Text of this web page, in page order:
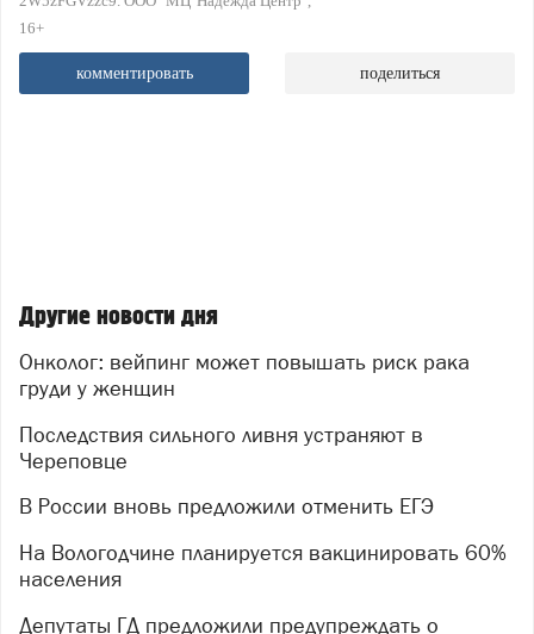
16+
комментировать поделиться
Другие новости дня
Онколог: вейпинг может повышать риск рака
груди у женщин
Последствия сильного ливня устраняют в
Череповце
В России вновь предложили отменить ЕГЭ
На Вологодчине планируется вакцинировать 60%
населения
Депутаты ГД предложили предупреждать о